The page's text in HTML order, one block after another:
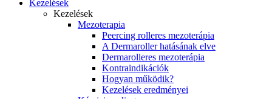
Kezelések
Kezelések
Mezoterapia
Peercing rolleres mezoterápia
A Dermaroller hatásának elve
Dermarolleres mezoterápia
Kontraindikációk
Hogyan működik?
Kezelések eredményei